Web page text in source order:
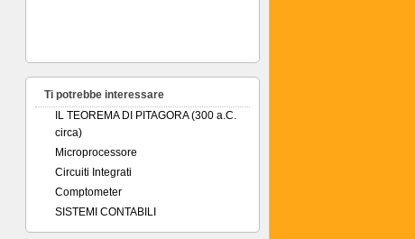
Ti potrebbe interessare
IL TEOREMA DI PITAGORA (300 a.C.
circa)
Microprocessore
Circuiti Integrati
Comptometer
SISTEMI CONTABILI